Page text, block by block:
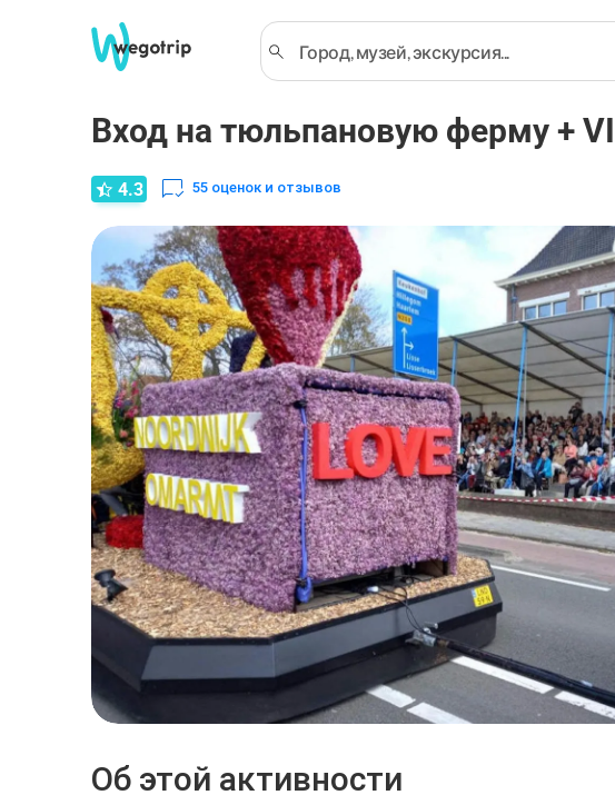
Вход на тюльпановую ферму +
4.3 55 оценок и отзывов
Об этой активности